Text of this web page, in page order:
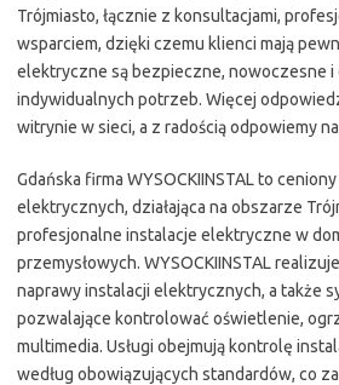
Trójmiasto, łącznie z konsultacjami,
wsparciem, dzięki czemu klienci mają
elektryczne są bezpieczne, nowoczesne i
indywidualnych potrzeb. Więcej
witrynie w sieci, a z radością odpowiemy
Gdańska firma WYSOCKIINSTAL to
elektrycznych, działająca na obszarze
profesjonalne instalacje elektryczne w
przemysłowych. WYSOCKIINSTAL
naprawy instalacji elektrycznych, a także
pozwalające kontrolować oświetlenie,
multimedia. Usługi obejmują kontrolę
według obowiązujących standardów, co